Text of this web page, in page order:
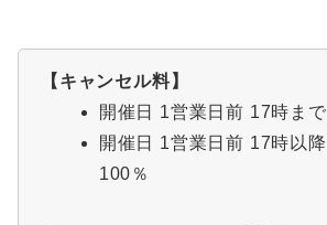
【 キャンセル料】
開催日 1営業日前 17時ま
開催日 1営業日前 17時以
100％